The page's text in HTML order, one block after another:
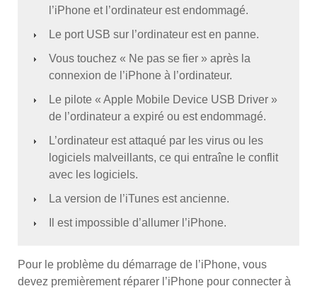
l’iPhone et l’ordinateur est endommagé.
Le port USB sur l’ordinateur est en panne.
Vous touchez « Ne pas se fier » après la
connexion de l’iPhone à l’ordinateur.
Le pilote « Apple Mobile Device USB Driver »
de l’ordinateur a expiré ou est endommagé.
L’ordinateur est attaqué par les virus ou les
logiciels malveillants, ce qui entraîne le conflit
avec les logiciels.
La version de l’iTunes est ancienne.
Il est impossible d’allumer l’iPhone.
Pour le problème du démarrage de l’iPhone, vous
devez premièrement réparer l’iPhone pour connecter à